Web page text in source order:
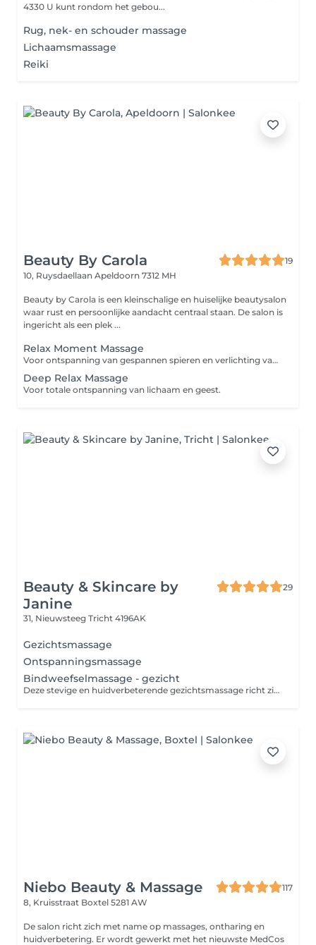
4330 U kunt rondom het gebou...
Rug, nek- en schouder massage
Lichaamsmassage
Reiki
Beauty By Carola
19
10, Ruysdaellaan Apeldoorn 7312 MH
Beauty by Carola is een kleinschalige en huiselijke beautysalon
waar rust en persoonlijke aandacht centraal staan. De salon is
ingericht als een plek ...
Relax Moment Massage
Voor ontspanning van gespannen spieren en verlichting van stress.
Deep Relax Massage
Voor totale ontspanning van lichaam en geest.
Beauty & Skincare by
Janine
29
31, Nieuwsteeg Tricht 4196AK
Gezichtsmassage
Ontspanningsmassage
Bindweefselmassage - gezicht
Deze stevige en huidverbeterende gezichtsmassage richt zich op de dieper gelegen huidlagen. De massage bevordert de doorbloeding en stimuleert de aanmaak van collageen en elastine waardoor je huid vernieuwt en verstevigt. Een bindweefselmassage voor het gezicht is effectief bij rimpeltjes en bepaalde huidproblemen. Voor een optimaal resultaat is het aan te raden om een kuur van meerdere behandelingen te nemen.
Niebo Beauty & Massage
117
8, Kruisstraat Boxtel 5281 AW
De salon richt zich met name op massages, ontharing en
huidverbetering. Er wordt gewerkt met het nieuwste MedCos